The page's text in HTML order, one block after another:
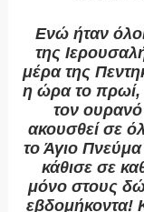
Ενώ ήταν
της
μέρα της
η ώρα το πρωί,
τον ουρανό
ακουσθεί σε
το Άγιο
κάθισε σε
μόνο στους
εβδομήκοντα!